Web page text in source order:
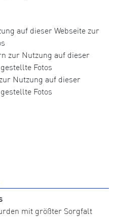
auf dieser Webseite zur
zur Nutzung auf dieser
Fotos
Nutzung auf dieser
Fotos
mit größter Sorgfalt